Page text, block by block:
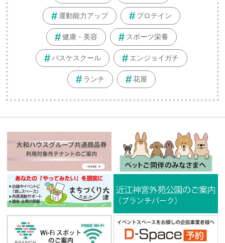
運動能力アップ プロテイン
健康・美容 スポーツ栄養
バスケスクール エンジョイガチ
ランチ 花屋